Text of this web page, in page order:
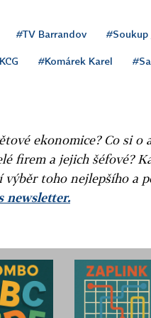
#TV Barrandov #Soukup
#Komárek Karel
ekonomice? Co si o
firem a jejich šéfové?
toho nejlepšího a
newsletter.